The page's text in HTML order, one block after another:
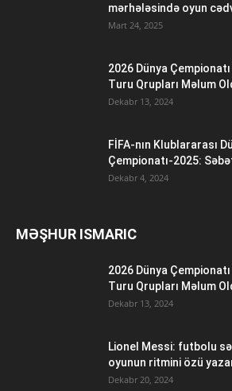
mərhələsində oyun
Mart 24, 2025
2026 Dünya
Turu Qrupları Məlum
Dekabr 13, 2024
FİFA-nın Klublararası
Çempionatı-2025:
Dekabr 4, 2024
MƏŞHUR ISMARIC
2026 Dünya
Turu Qrupları Məlum
Dekabr 13, 2024
Lionel Messi: futbolu
oyunun ritmini özü
Dekabr 20, 2024